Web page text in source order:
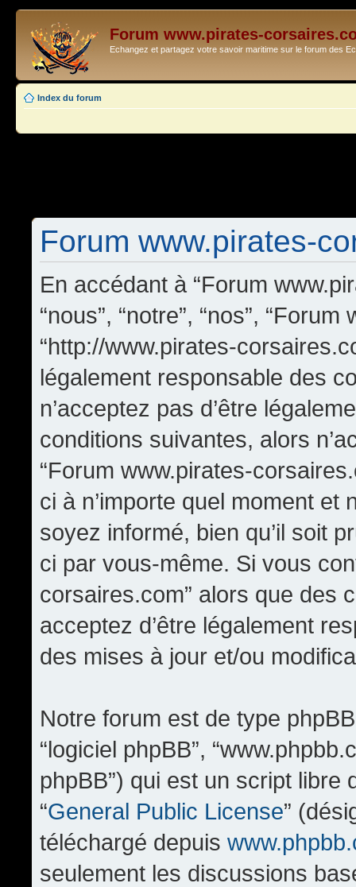
Forum www.pirates-
Echangez et partagez votre savoir maritime sur le forum des
Index du forum
Forum www.pirates-
En accédant à “Forum
“nous”, “notre”, “nos”,
“http://www.pirates-
légalement responsable des
n’acceptez pas d’être
conditions suivantes, alors
“Forum www.pirates-
ci à n’importe quel moment
soyez informé, bien qu’il soit
ci par vous-même. Si vous
corsaires.com” alors que des
acceptez d’être légalement
des mises à jour et/ou
Notre forum est de type phpBB
“logiciel phpBB”,
phpBB”) qui est un script
“General Public License”
téléchargé depuis
seulement les discussions